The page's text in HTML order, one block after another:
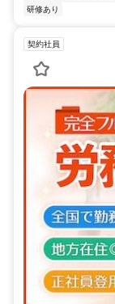
研修あり
契約社員